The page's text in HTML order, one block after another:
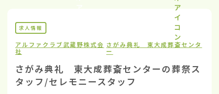
求人情報
アルファクラブ武蔵野株式会
社
さがみ典礼 東大成葬斎センタ
ー
さがみ典礼 東大成葬斎センターの葬祭ス
タッフ/セレモニースタッフ